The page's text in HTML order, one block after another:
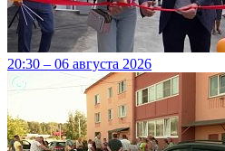
20:30 – 06 августа 2026